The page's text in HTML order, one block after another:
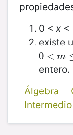
0 < x <
existe
0 < m
0 <m≤
entero.
Álgebra
Intermedio